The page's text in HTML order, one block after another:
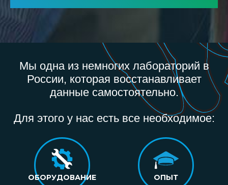
Мы одна из немногих лабораторий в
России, которая восстанавливает
данные самостоятельно.
Для этого у нас есть все необходимое:
ОБОРУДОВАНИЕ ОПЫТ